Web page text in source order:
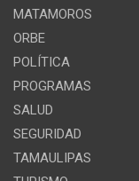
MATAMOROS
ORBE
POLÍTICA
PROGRAMAS
SALUD
SEGURIDAD
TAMAULIPAS